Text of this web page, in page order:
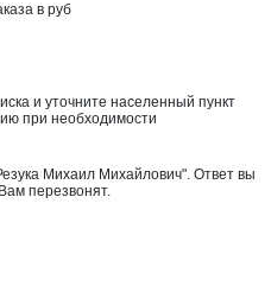
в руб
и уточните населенный пункт
при необходимости
Михаил Михайлович". Ответ вы
перезвонят.